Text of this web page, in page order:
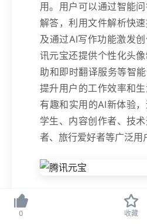
0 收藏
用。用户可以通过智能
解答，利用文件解析快
及通过AI写作功能激发
讯元宝还提供个性化头
助和即时翻译服务等智
提升用户的工作效率和
有趣和实用的AI新体验，
学生、内容创作者、技
者、旅行爱好者等广泛用
腾讯元宝的主